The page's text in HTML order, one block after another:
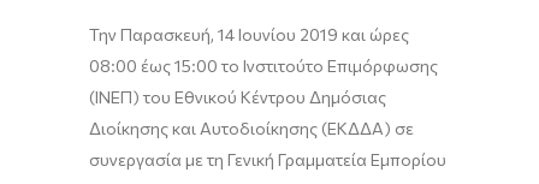
Την Παρασκευή, 14 Ιουνίου 2019 και ώρες
08:00 έως 15:00 το Ινστιτούτο Επιμόρφωσης
(ΙΝΕΠ) του Εθνικού Κέντρου Δημόσιας
Διοίκησης και Αυτοδιοίκησης (ΕΚΔΔΑ) σε
συνεργασία με τη Γενική Γραμματεία Εμπορίου